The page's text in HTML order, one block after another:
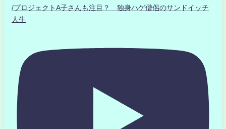
/プロジェクトA子さんも注目？ 独身ハゲ僧侶のサンドイッチ
人生